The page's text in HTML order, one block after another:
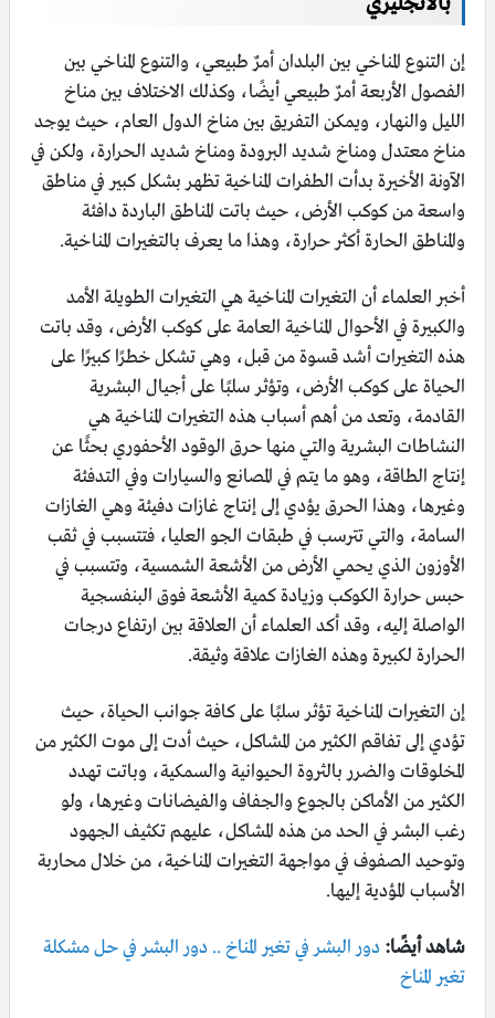
إن التنوع المناخي بين البلدان أمرٌ طبيعي، والتنوع المناخي بين
الفصول الأربعة أمرٌ طبيعي أيضًا، وكذلك الاختلاف بين مناخ
الليل والنهار، ويمكن التفريق بين مناخ الدول العام، حيث يوجد
مناخ معتدل ومناخ شديد البرودة ومناخ شديد الحرارة، ولكن في
الآونة الأخيرة بدأت الطفرات المناخية تظهر بشكل كبير في مناطق
واسعة من كوكب الأرض، حيث باتت المناطق الباردة دافئة
والمناطق الحارة أكثر حرارة، وهذا ما يعرف بالتغيرات المناخية.
أخبر العلماء أن التغيرات المناخية هي التغيرات الطويلة الأمد
والكبيرة في الأحوال المناخية العامة على كوكب الأرض، وقد باتت
هذه التغيرات أشد قسوة من قبل، وهي تشكل خطرًا كبيرًا على
الحياة على كوكب الأرض، وتؤثر سلبًا على أجيال البشرية
القادمة، وتعد من أهم أسباب هذه التغيرات المناخية هي
النشاطات البشرية والتي منها حرق الوقود الأحفوري بحثًا عن
إنتاج الطاقة، وهو ما يتم في المصانع والسيارات وفي التدفئة
وغيرها، وهذا الحرق يؤدي إلى إنتاج غازات دفيئة وهي الغازات
السامة، والتي تترسب في طبقات الجو العليا، فتتسبب في ثقب
الأوزون الذي يحمي الأرض من الأشعة الشمسية، وتتسبب في
حبس حرارة الكوكب وزيادة كمية الأشعة فوق البنفسجية
الواصلة إليه، وقد أكد العلماء أن العلاقة بين ارتفاع درجات
الحرارة لكبيرة وهذه الغازات علاقة وثيقة.
إن التغيرات المناخية تؤثر سلبًا على كافة جوانب الحياة، حيث
تؤدي إلى تفاقم الكثير من المشاكل، حيث أدت إلى موت الكثير من
المخلوقات والضرر بالثروة الحيوانية والسمكية، وباتت تهدد
الكثير من الأماكن بالجوع والجفاف والفيضانات وغيرها، ولو
رغب البشر في الحد من هذه المشاكل، عليهم تكثيف الجهود
وتوحيد الصفوف في مواجهة التغيرات المناخية، من خلال محاربة
الأسباب المؤدية إليها.
شاهد أيضًا: دور البشر في تغير المناخ .. دور البشر في حل مشكلة
تغير المناخ